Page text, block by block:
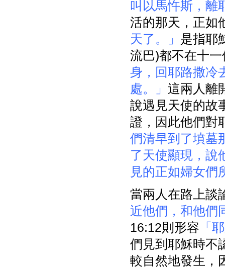
叫以馬忤斯，離
活的那天，正如
天了。」 是指耶
流巴)都不在十
身，回耶路撒冷
處。」 這兩人離
說遇見天使的故
證，因此他們對
們清早到了墳墓
了天使顯現，說
見的正如婦女們
當兩人在路上談
近他們，和他們
16:12則形容 「
們見到耶穌時不
較自然地發生，